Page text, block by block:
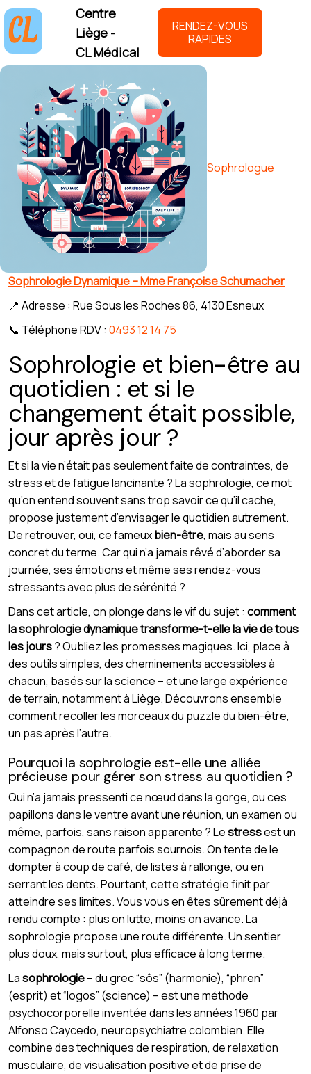
Centre
Liège -
CL Médical
RENDEZ-VOUS
RAPIDES
Sophrologue
Sophrologie Dynamique – Mme Françoise Schumacher
📍 Adresse : Rue Sous les Roches 86, 4130 Esneux
📞 Téléphone RDV : 0493 12 14 75
Sophrologie et bien-être au
quotidien : et si le
changement était possible,
jour après jour ?
Et si la vie n’était pas seulement faite de contraintes, de
stress et de fatigue lancinante ? La sophrologie, ce mot
qu’on entend souvent sans trop savoir ce qu’il cache,
propose justement d’envisager le quotidien autrement.
De retrouver, oui, ce fameuxbien-être, mais au sens
concret du terme. Car qui n’a jamais rêvé d’aborder sa
journée, ses émotions et même ses rendez-vous
stressants avec plus de sérénité ?
Dans cet article, on plonge dans le vif du sujet : comment
la sophrologie dynamique transforme-t-elle la vie de tous
les jours? Oubliez les promesses magiques. Ici, place à
des outils simples, des cheminements accessibles à
chacun, basés sur la science – et une large expérience
de terrain, notamment à Liège. Découvrons ensemble
comment recoller les morceaux du puzzle du bien-être,
un pas après l’autre.
Pourquoi la sophrologie est-elle une alliée
précieuse pour gérer son stress au quotidien ?
Qui n’a jamais pressenti ce nœud dans la gorge, ou ces
papillons dans le ventre avant une réunion, un examen ou
même, parfois, sans raison apparente ? Lestressest un
compagnon de route parfois sournois. On tente de le
dompter à coup de café, de listes à rallonge, ou en
serrant les dents. Pourtant, cette stratégie finit par
atteindre ses limites. Vous vous en êtes sûrement déjà
rendu compte : plus on lutte, moins on avance. La
sophrologie propose une route différente. Un sentier
plus doux, mais surtout, plus efficace à long terme.
Lasophrologie– du grec “sôs” (harmonie), “phren”
(esprit) et “logos” (science) – est une méthode
psychocorporelle inventée dans les années 1960 par
Alfonso Caycedo, neuropsychiatre colombien. Elle
combine des techniques de respiration, de relaxation
musculaire, de visualisation positive et de prise de